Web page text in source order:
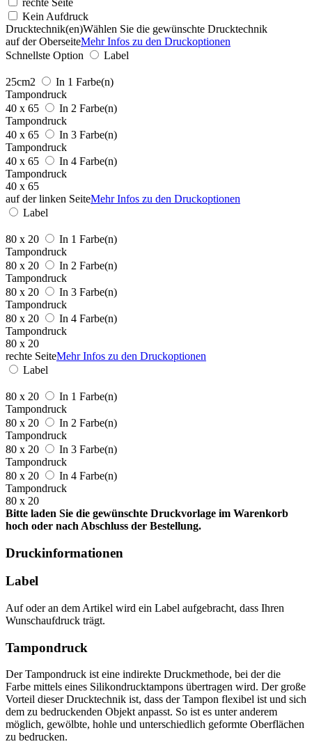
Kein Aufdruck
Drucktechnik(en)Wählen Sie die gewünschte Drucktechnik
auf der OberseiteMehr Infos zu den Druckoptionen
Schnellste Option
Label
25cm2
In 1 Farbe(n)
Tampondruck
40 x 65
In 2 Farbe(n)
Tampondruck
40 x 65
In 3 Farbe(n)
Tampondruck
40 x 65
In 4 Farbe(n)
Tampondruck
40 x 65
auf der linken SeiteMehr Infos zu den Druckoptionen
Label
80 x 20
In 1 Farbe(n)
Tampondruck
80 x 20
In 2 Farbe(n)
Tampondruck
80 x 20
In 3 Farbe(n)
Tampondruck
80 x 20
In 4 Farbe(n)
Tampondruck
80 x 20
rechte SeiteMehr Infos zu den Druckoptionen
Label
80 x 20
In 1 Farbe(n)
Tampondruck
80 x 20
In 2 Farbe(n)
Tampondruck
80 x 20
In 3 Farbe(n)
Tampondruck
80 x 20
In 4 Farbe(n)
Tampondruck
80 x 20
Bitte laden Sie die gewünschte Druckvorlage im Warenkorb
hoch oder nach Abschluss der Bestellung.
Druckinformationen
Label
Auf oder an dem Artikel wird ein Label aufgebracht, dass Ihren
Wunschaufdruck trägt.
Tampondruck
Der Tampondruck ist eine indirekte Druckmethode, bei der die
Farbe mittels eines Silikondrucktampons übertragen wird. Der große
Vorteil dieser Drucktechnik ist, dass der Tampon flexibel ist und sich
dem zu bedruckenden Objekt anpasst. So ist es unter anderem
möglich, gewölbte, hohle und unterschiedlich geformte Oberflächen
zu bedrucken.